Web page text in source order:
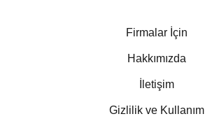
Firmalar İçin
Hakkımızda
İletişim
Gizlilik ve Kullanım